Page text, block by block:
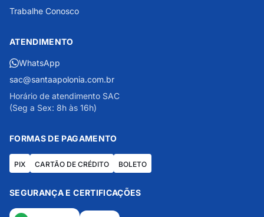
Trabalhe Conosco
ATENDIMENTO
WhatsApp
sac@santaapolonia.com.br
Horário de atendimento SAC
(Seg a Sex: 8h às 16h)
FORMAS DE PAGAMENTO
PIX CARTÃO DE CRÉDITO BOLETO
SEGURANÇA E CERTIFICAÇÕES